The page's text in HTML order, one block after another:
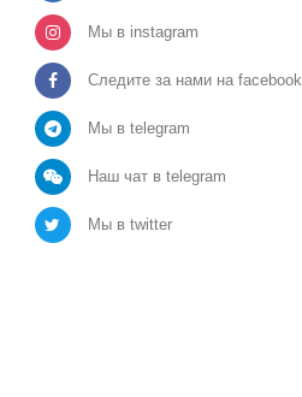
Мы в instagram
Следите за нами на facebook
Мы в telegram
Наш чат в telegram
Мы в twitter